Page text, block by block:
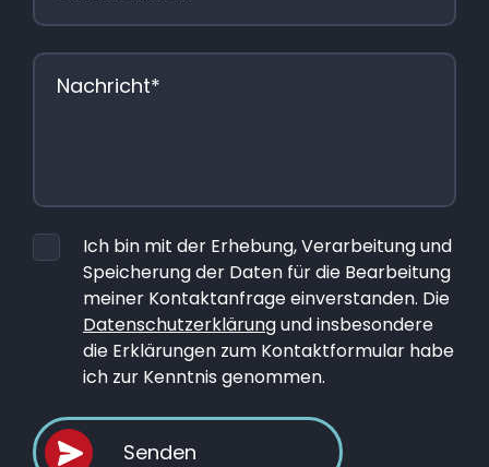
Ich bin mit der Erhebung, Verarbeitung und
Speicherung der Daten für die Bearbeitung
meiner Kontaktanfrage einverstanden. Die
Datenschutzerklärungund insbesondere
die Erklärungen zum Kontaktformular habe
ich zur Kenntnis genommen.
Senden